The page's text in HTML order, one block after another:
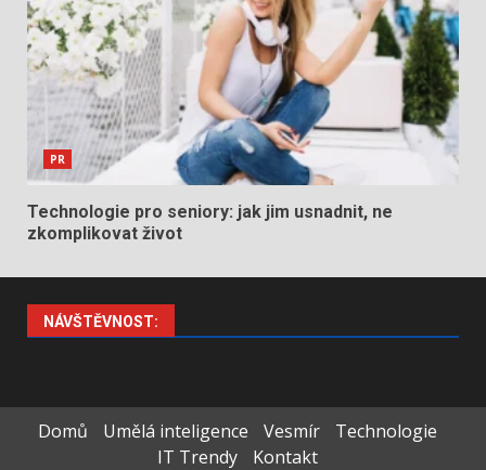
PR
Technologie pro seniory: jak jim usnadnit, ne
zkomplikovat život
NÁVŠTĚVNOST:
Domů Umělá inteligence Vesmír
Technologie
IT Trendy
Kontakt